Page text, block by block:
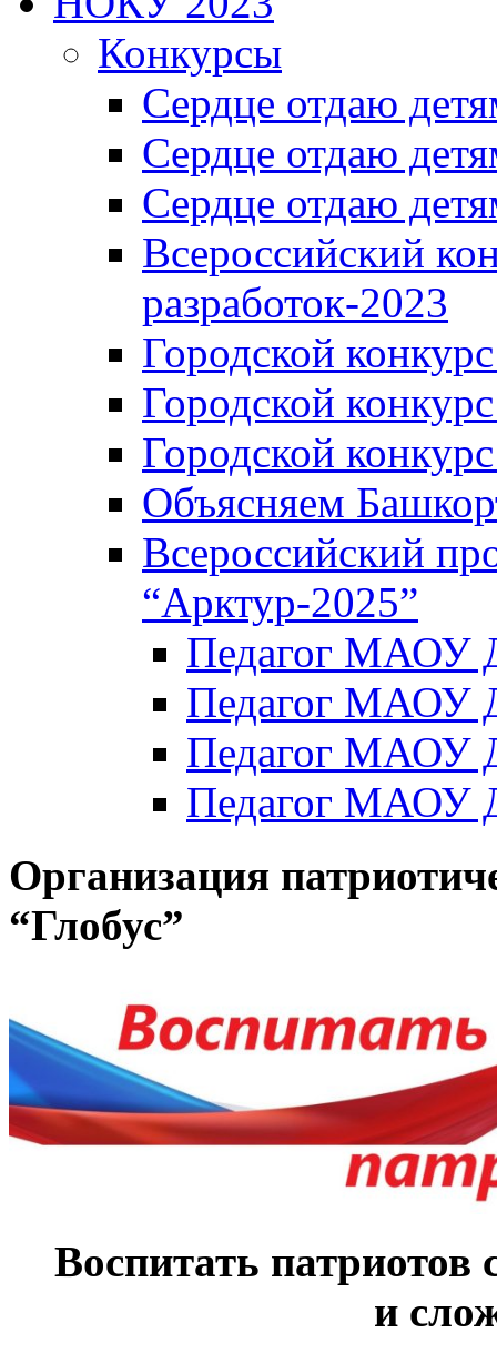
Конкурсы
Сердце отдаю
Сердце отдаю
Сердце отдаю
Всероссийский
разработок-2023
Городской
Городской
Городской
Объясняем
Всероссийский
“Арктур-2025”
Педагог МАОУ
Педагог МАОУ
Педагог МАОУ
Педагог МАОУ
Организация
“Глобус”
Воспитать патриотов
и